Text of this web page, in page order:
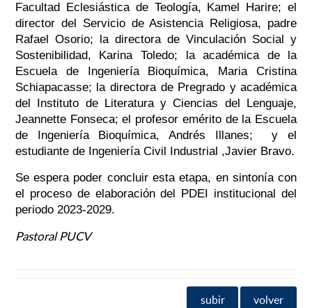
Facultad Eclesiástica de Teología, Kamel Harire; el
director del Servicio de Asistencia Religiosa, padre
Rafael Osorio; la directora de Vinculación Social y
Sostenibilidad, Karina Toledo; la académica de la
Escuela de Ingeniería Bioquímica, Maria Cristina
Schiapacasse; la directora de Pregrado y académica
del Instituto de Literatura y Ciencias del Lenguaje,
Jeannette Fonseca; el profesor emérito de la Escuela
de Ingeniería Bioquímica, Andrés Illanes; y el
estudiante de Ingeniería Civil Industrial ,Javier Bravo.
Se espera poder concluir esta etapa, en sintonía con
el proceso de elaboración del PDEI institucional del
periodo 2023-2029.
Pastoral PUCV
subir volver